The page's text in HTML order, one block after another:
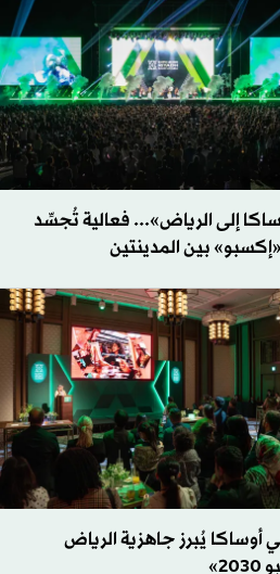
إلى الرياض»... فعالية تُجسِّد
بين المدينتين
يُبرز جاهزية الرياض